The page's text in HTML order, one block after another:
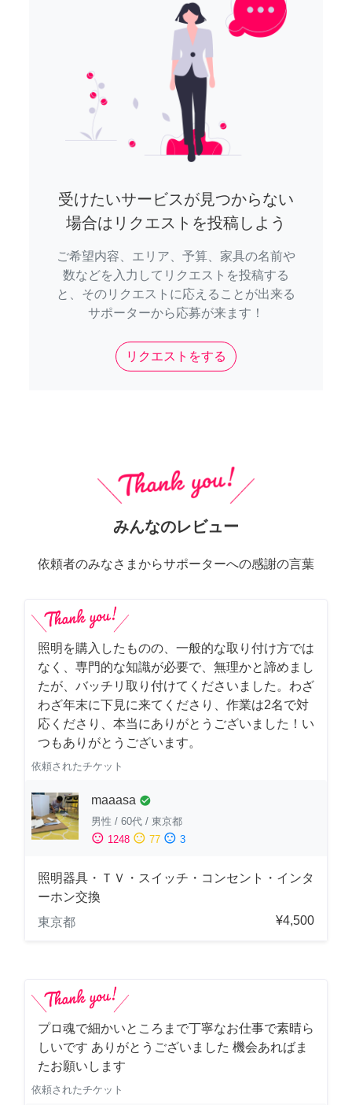
受けたいサービスが見つからない
場合はリクエストを投稿しよう
ご希望内容、エリア、予算、家具の名前や
数などを入力してリクエストを投稿する
と、そのリクエストに応えることが出来る
サポーターから応募が来ます！
リクエストをする
みんなのレビュー
依頼者のみなさまからサポーターへの感謝の言葉
照明を購入したものの、一般的な取り付け方では
なく、専門的な知識が必要で、無理かと諦めまし
たが、バッチリ取り付けてくださいました。わざ
わざ年末に下見に来てくださり、作業は2名で対
応くださり、本当にありがとうございました！い
つもありがとうございます。
依頼されたチケット
maaasa check_circle
男性 / 60代 / 東京都
sentiment_satisfied 1248 sentiment_neutral 77 sentiment_dissatisfied 3
照明器具・ＴＶ・スイッチ・コンセント・インタ
ーホン交換
東京都
¥4,500
プロ魂で細かいところまで丁寧なお仕事で素晴ら
しいです ありがとうございました 機会あればま
たお願いします
依頼されたチケット